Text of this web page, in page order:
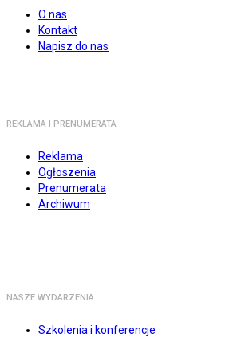
O nas
Kontakt
Napisz do nas
REKLAMA I PRENUMERATA
Reklama
Ogłoszenia
Prenumerata
Archiwum
NASZE WYDARZENIA
Szkolenia i konferencje